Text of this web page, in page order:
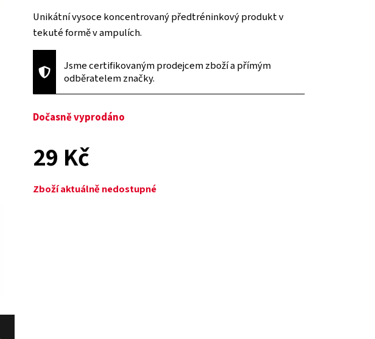
Unikátní vysoce koncentrovaný předtréninkový produkt v
tekuté formě v ampulích.
Jsme certifikovaným prodejcem zboží a přímým
odběratelem značky.
Dočasně vyprodáno
29 Kč
Zboží aktuálně nedostupné